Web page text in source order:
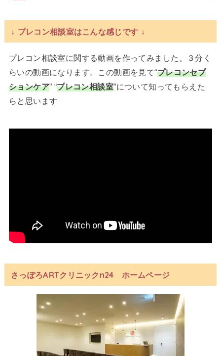
↓ プレコン相談室はこんな感じです ↓
プレコン相談室に関する動画を作ってみました。３分く
らいの動画になります。この動画を見て“プレコンセプ
ションケア” “プレコン相談室”について知ってもらえた
らと思います
さっぽろARTクリニックn24 ホームページ